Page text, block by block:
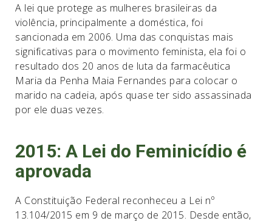
A lei que protege as mulheres brasileiras da
violência, principalmente a doméstica, foi
sancionada em 2006. Uma das conquistas mais
significativas para o movimento feminista, ela foi o
resultado dos 20 anos de luta da farmacêutica
Maria da Penha Maia Fernandes para colocar o
marido na cadeia, após quase ter sido assassinada
por ele duas vezes.
2015: A Lei do Feminicídio é
aprovada
A Constituição Federal reconheceu a Lei nº
13.104/2015 em 9 de março de 2015. Desde então,